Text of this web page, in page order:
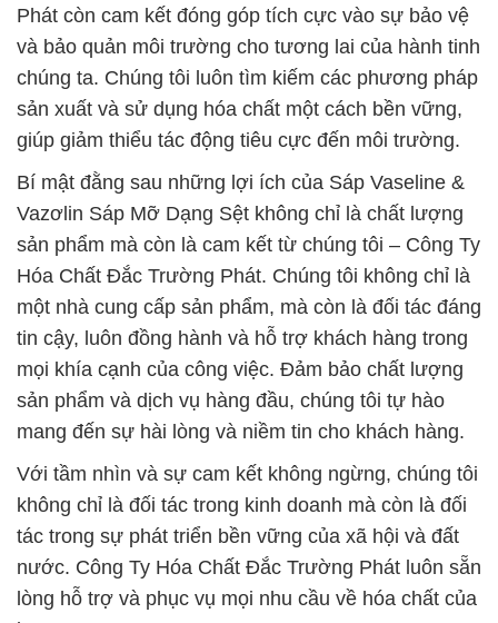
Phát còn cam kết đóng góp tích cực vào sự bảo vệ
và bảo quản môi trường cho tương lai của hành tinh
chúng ta. Chúng tôi luôn tìm kiếm các phương pháp
sản xuất và sử dụng hóa chất một cách bền vững,
giúp giảm thiểu tác động tiêu cực đến môi trường.
Bí mật đằng sau những lợi ích của Sáp Vaseline &
Vazơlin Sáp Mỡ Dạng Sệt không chỉ là chất lượng
sản phẩm mà còn là cam kết từ chúng tôi – Công Ty
Hóa Chất Đắc Trường Phát. Chúng tôi không chỉ là
một nhà cung cấp sản phẩm, mà còn là đối tác đáng
tin cậy, luôn đồng hành và hỗ trợ khách hàng trong
mọi khía cạnh của công việc. Đảm bảo chất lượng
sản phẩm và dịch vụ hàng đầu, chúng tôi tự hào
mang đến sự hài lòng và niềm tin cho khách hàng.
Với tầm nhìn và sự cam kết không ngừng, chúng tôi
không chỉ là đối tác trong kinh doanh mà còn là đối
tác trong sự phát triển bền vững của xã hội và đất
nước. Công Ty Hóa Chất Đắc Trường Phát luôn sẵn
lòng hỗ trợ và phục vụ mọi nhu cầu về hóa chất của